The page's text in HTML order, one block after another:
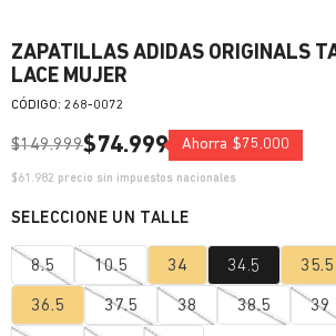
ZAPATILLAS ADIDAS ORIGINALS
LACE MUJER
: 268-0072
$149.999$74.999 Ahorra $75.000
$61.982 precio sin impuestos nacionales
8.5 10.5 34 34.5 35.5
36.5 37.5 38 38.5 39